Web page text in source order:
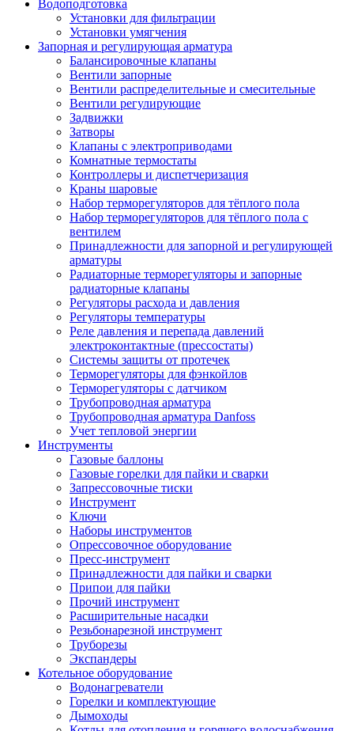
Водоподготовка
Установки для фильтрации
Установки умягчения
Запорная и регулирующая арматура
Балансировочные клапаны
Вентили запорные
Вентили распределительные и смесительные
Вентили регулирующие
Задвижки
Затворы
Клапаны с электроприводами
Комнатные термостаты
Контроллеры и диспетчеризация
Краны шаровые
Набор терморегуляторов для тёплого пола
Набор терморегуляторов для тёплого пола с
вентилем
Принадлежности для запорной и регулирующей
арматуры
Радиаторные терморегуляторы и запорные
радиаторные клапаны
Регуляторы расхода и давления
Регуляторы температуры
Реле давления и перепада давлений
электроконтактные (прессостаты)
Системы защиты от протечек
Терморегуляторы для фэнкойлов
Терморегуляторы с датчиком
Трубопроводная арматура
Трубопроводная арматура Danfoss
Учет тепловой энергии
Инструменты
Газовые баллоны
Газовые горелки для пайки и сварки
Запрессовочные тиски
Инструмент
Ключи
Наборы инструментов
Опрессовочное оборудование
Пресс-инструмент
Принадлежности для пайки и сварки
Припои для пайки
Прочий инструмент
Расширительные насадки
Резьбонарезной инструмент
Труборезы
Экспандеры
Котельное оборудование
Водонагреватели
Горелки и комплектующие
Дымоходы